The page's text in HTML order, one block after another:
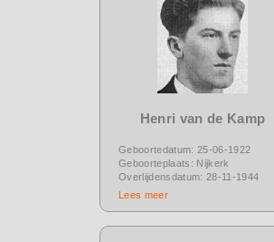
Henri van de Kamp
Geboortedatum: 25-06-1922
Geboorteplaats: Nijkerk
Overlijdensdatum: 28-11-1944
Lees meer